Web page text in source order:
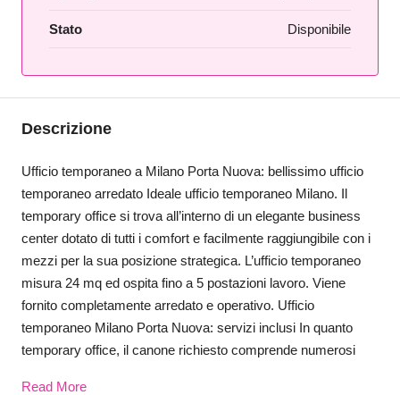
Stato Disponibile
Descrizione
Ufficio temporaneo a Milano Porta Nuova: bellissimo ufficio
temporaneo arredato Ideale ufficio temporaneo Milano. Il
temporary office si trova all’interno di un elegante business
center dotato di tutti i comfort e facilmente raggiungibile con i
mezzi per la sua posizione strategica. L’ufficio temporaneo
misura 24 mq ed ospita fino a 5 postazioni lavoro. Viene
fornito completamente arredato e operativo. Ufficio
temporaneo Milano Porta Nuova: servizi inclusi In quanto
temporary office, il canone richiesto comprende numerosi
Read More